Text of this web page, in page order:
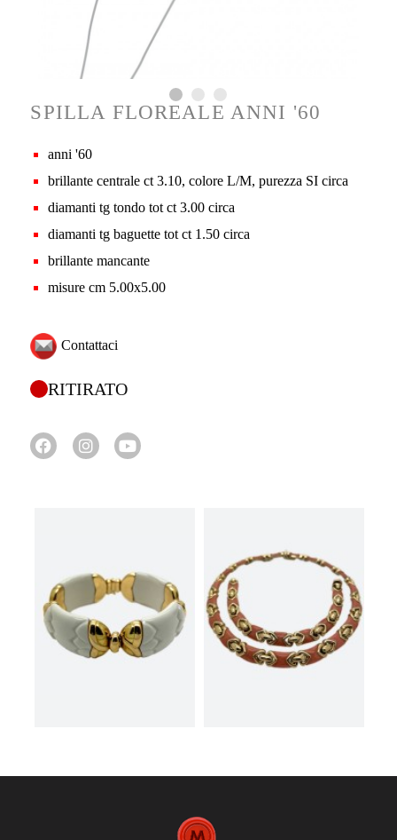
SPILLA FLOREALE ANNI '60
anni '60
brillante centrale ct 3.10, colore L/M, purezza SI circa
diamanti tg tondo tot ct 3.00 circa
diamanti tg baguette tot ct 1.50 circa
brillante mancante
misure cm 5.00x5.00
Contattaci
RITIRATO